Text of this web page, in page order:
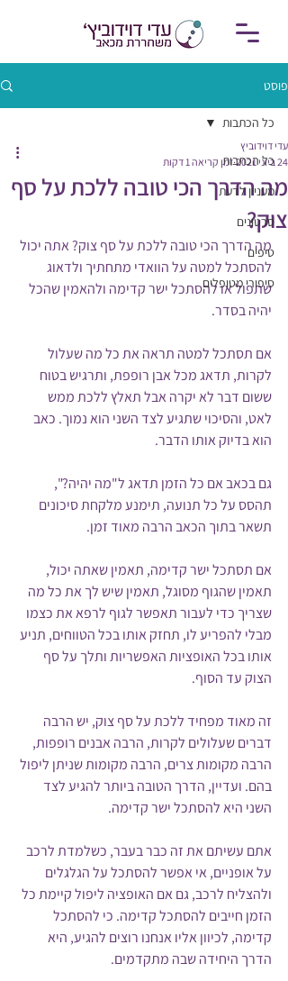
פוסט
כל הכתבות
מעניין לדעת
סרטונים
טיפים
סיפורי מטופלים
כל הכתבות
מה הדרך הכי טובה ללכת על סף
צוק?
עדי דוידוביץ
24 ביוני 2021
זמן קריאה 1 דקות
מה הדרך הכי טובה ללכת על סף צוק? אתה יכול
להסתכל למטה על הוואדי מתחתיך ולדאוג
שתפול או להסתכל ישר קדימה ולהאמין שהכל
יהיה בסדר.
אם תסתכל למטה תראה את כל מה שעלול
לקרות, תדאג מכל אבן רופפת, ותרגיש בטוח
ששום דבר לא יקרה אבל תאלץ ללכת ממש
לאט, והסיכוי שתגיע לצד השני הוא נמוך. כאב
הוא בדיוק אותו הדבר.
גם בכאב אם כל הזמן תדאג ל"מה יהיה?",
תהסס על כל תנועה, תימנע מלקחת סיכונים
תשאר בתוך הכאב הרבה מאוד זמן.
אם תסתכל ישר קדימה, תאמין שאתה יכול,
תאמין שהגוף מסוגל, תאמין שיש לך את כל מה
שצריך כדי לעבור תאפשר לגוף לרפא את כצמו
מבלי להפריע לו, תחזק אותו בכל הטווחים, תניע
אותו בכל האופציות האפשריות ותלך על סף
הצוק עד הסוף.
זה מאוד מפחיד ללכת על סף צוק, יש הרבה
דברים שעלולים לקרות, הרבה אבנים רופפות,
הרבה מקומות צרים, הרבה מקומות שניתן ליפול
בהם. ועדיין, הדרך הטובה ביותר להגיע לצד
השני היא להסתכל ישר קדימה.
אתם עשיתם את זה כבר בעבר, כשלמדת לרכב
על אופניים, אי אפשר להסתכל על הגלגלים
ולהצליח לרכב, גם אם האופציה ליפול קיימת כל
הזמן חייבים להסתכל קדימה. כי להסתכל
קדימה, לכיוון אליו אנחנו רוצים להגיע, היא
הדרך היחידה שבה מתקדמים.